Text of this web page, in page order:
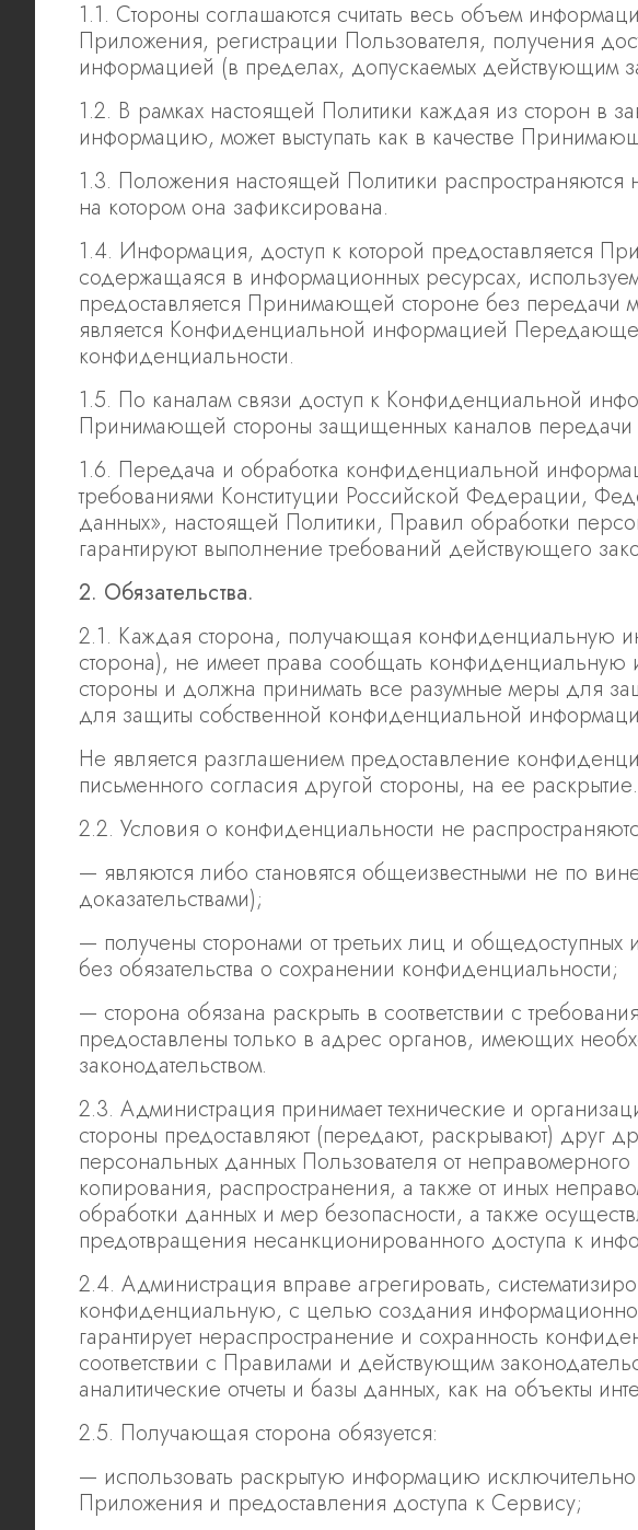
1.1. Стороны соглашаются считать весь объем
Приложения, регистрации Пользователя, получения
информацией (в пределах, допускаемых действующим
1.2. В рамках настоящей Политики каждая из сторон в
информацию, может выступать как в качестве
1.3. Положения настоящей Политики
на котором она зафиксирована.
1.4. Информация, доступ к которой предоставляется
содержащаяся в информационных ресурсах,
предоставляется Принимающей стороне без передачи
является Конфиденциальной информацией
конфиденциальности.
1.5. По каналам связи доступ к Конфиденциальной
Принимающей стороны защищенных каналов
1.6. Передача и обработка конфиденциальной
требованиями Конституции Российской Федерации,
данных», настоящей Политики, Правил обработки
гарантируют выполнение требований действующего
2. Обязательства.
2.1. Каждая сторона, получающая конфиденциальную
сторона), не имеет права сообщать
стороны и должна принимать все разумные меры для
для защиты собственной конфиденциальной
Не является разглашением предоставление
письменного согласия другой стороны, на ее раскрытие.
2.2. Условия о конфиденциальности не
— являются либо становятся общеизвестными не по
доказательствами);
— получены сторонами от третьих лиц и
без обязательства о сохранении конфиденциальности;
— сторона обязана раскрыть в соответствии с
предоставлены только в адрес органов, имеющих
законодательством.
2.3. Администрация принимает технические и
стороны предоставляют (передают, раскрывают) друг
персональных данных Пользователя от
копирования, распространения, а также от иных
обработки данных и мер безопасности, а также
предотвращения несанкционированного доступа к
2.4. Администрация вправе агрегировать,
конфиденциальную, с целью создания информационно-
гарантирует нераспространение и сохранность
соответствии с Правилами и действующим
аналитические отчеты и базы данных, как на объекты
2.5. Получающая сторона обязуется:
— использовать раскрытую информацию
Приложения и предоставления доступа к Сервису;